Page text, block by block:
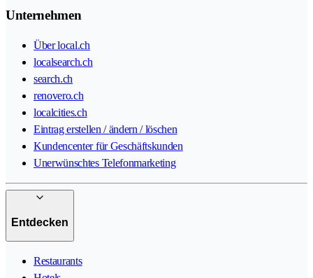
Unternehmen
Über local.ch
localsearch.ch
search.ch
renovero.ch
localcities.ch
Eintrag erstellen / ändern / löschen
Kundencenter für Geschäftskunden
Unerwünschtes Telefonmarketing
Entdecken
Restaurants